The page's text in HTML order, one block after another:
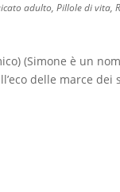
adulto, Pillole di vita,
(Simone è un
delle marce dei